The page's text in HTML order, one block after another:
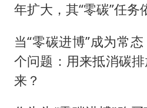
年扩大，其“零碳”任务
当“零碳进博”成为常
个问题：用来抵消碳
来？